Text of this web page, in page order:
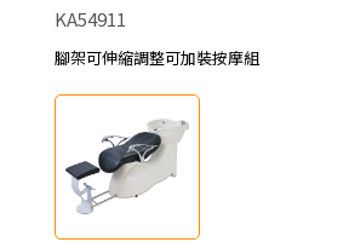
KA54911
腳架可伸縮調整可加裝按摩組